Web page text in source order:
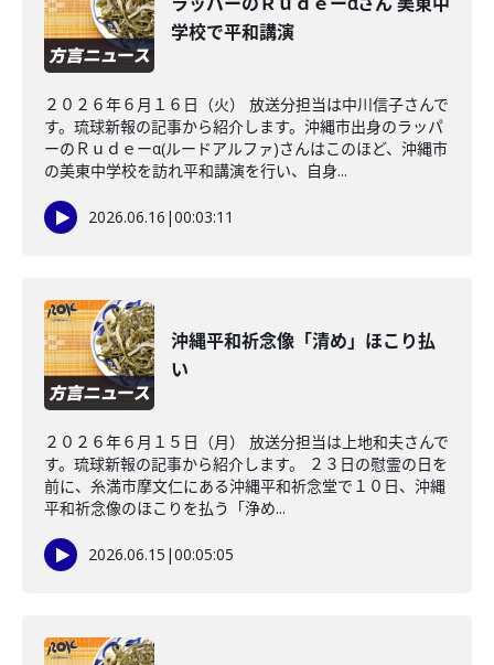
学校で平和講演
２０２６年６月１６日（火） 放送分担当は中川信子さんで
す。琉球新報の記事から紹介します。沖縄市出身のラッパ
ーのＲｕｄｅーα(ルードアルファ)さんはこのほど、沖縄市
の美東中学校を訪れ平和講演を行い、自身...
2026.06.16 |00:03:11
沖縄平和祈念像「清め」ほこり払
い
２０２６年６月１５日（月） 放送分担当は上地和夫さんで
す。琉球新報の記事から紹介します。 ２３日の慰霊の日を
前に、糸満市摩文仁にある沖縄平和祈念堂で１０日、沖縄
平和祈念像のほこりを払う「浄め...
2026.06.15 |00:05:05